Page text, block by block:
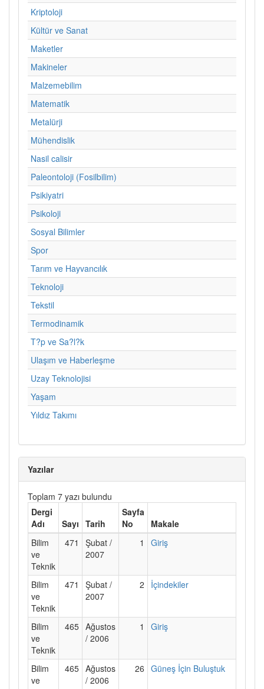
Kriptoloji
Kültür ve Sanat
Maketler
Makineler
Malzemebilim
Matematik
Metalürji
Mühendislik
Nasil calisir
Paleontoloji (Fosilbilim)
Psikiyatri
Psikoloji
Sosyal Bilimler
Spor
Tarım ve Hayvancılık
Teknoloji
Tekstil
Termodinamik
T?p ve Sa?l?k
Ulaşım ve Haberleşme
Uzay Teknolojisi
Yaşam
Yıldız Takımı
Yazılar
Toplam 7 yazı bulundu
Dergi
Adı
Sayı Tarih
Sayfa
No
Makale
Bilim
ve
Teknik
471
Şubat /
2007
1 Giriş
Bilim
ve
Teknik
471
Şubat /
2007
2 İçindekiler
Bilim
ve
Teknik
465 Ağustos
/ 2006
1 Giriş
Bilim
ve
465 Ağustos
/ 2006
26 Güneş İçin Buluştuk